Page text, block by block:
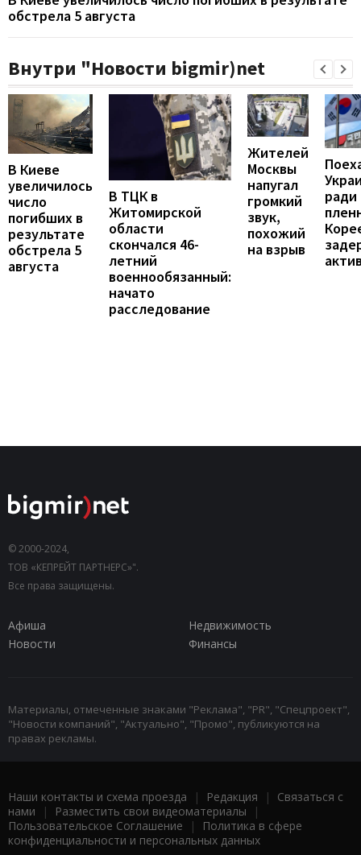
обстрела 5 августа
Внутри "Новости bigmir)net
В Киеве
увеличилось
число
погибших в
результате
обстрела 5
августа
В ТЦК в
Житомирской
области
скончался 46-
летний
военнообязанный:
начато
расследование
Жителей
Москвы
напугал
громкий
звук,
похожий
на взрыв
ради
© 2000-2024,
ТОВ «КЕПРЕЙТ ПАРТНЕРС»".
Все права защищены.
Афиша
Недвижимость
Новости
Финансы
Материалы, отмеченные знаками "Реклама", "PR", "Спецпроект",
"Новости компаний", "Актуально", "Промо", публикуются на
правах рекламы.
Наши контакты и схема проезда | Редакция | Связаться с
нами | Разместить свои видеоматериалы |
Пользовательское Соглашение |
Политика в сфере
конфиденциальности и персональных данных